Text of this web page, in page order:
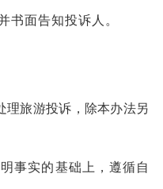
并书面告知投诉人。
旅游投诉，除本办法另
。
事实的基础上，遵循自